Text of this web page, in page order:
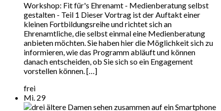
Workshop: Fit für's Ehrenamt - Medienberatung selbst
gestalten - Teil 1 Dieser Vortrag ist der Auftakt einer
kleinen Fortbildungsreihe und richtet sich an
Ehrenamtliche, die selbst einmal eine Medienberatung
anbieten möchten. Sie haben hier die Möglichkeit sich zu
informieren, wie das Programm abläuft und können
danach entscheiden, ob Sie sich so ein Engagement
vorstellen können. […]
frei
Mi. 29